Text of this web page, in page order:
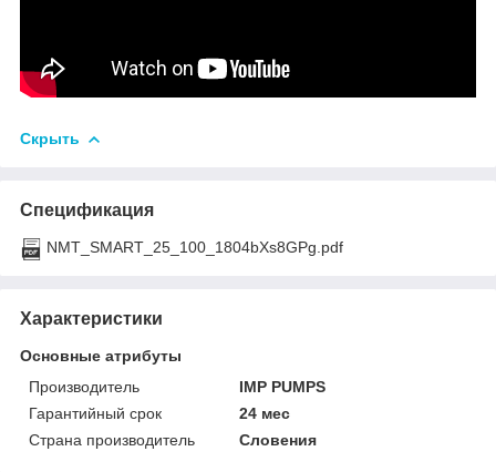
Скрыть
Спецификация
NMT_SMART_25_100_1804bXs8GPg.pdf
Характеристики
Основные атрибуты
Производитель
IMP PUMPS
Гарантийный срок
24 мес
Страна производитель
Словения